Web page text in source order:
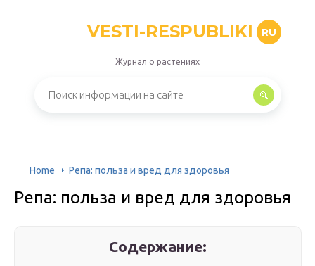
VESTI-RESPUBLIKI RU
Журнал о растениях
Home Репа: польза и вред для здоровья
Репа: польза и вред для здоровья
Содержание: